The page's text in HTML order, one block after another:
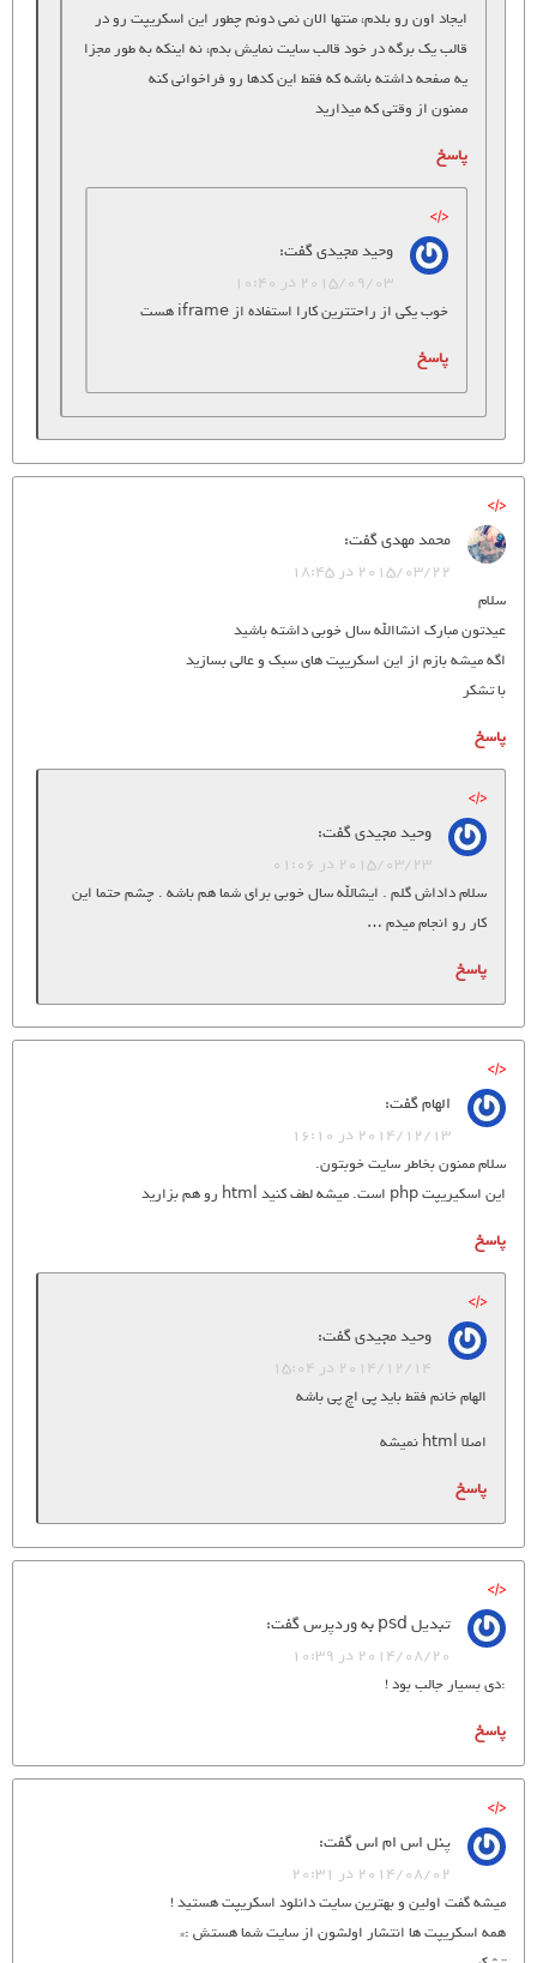
ایجاد اون رو بلدم، منتها الان نمی دونم چطور این اسکریپت رو در
قالب یک برگه در خود قالب سایت نمایش بدم، نه اینکه به طور مجزا
یه صفحه داشته باشه که فقط این کدها رو فراخوانی کنه
ممنون از وقتی که میذارید
پاسخ
وحید مجیدیگفت:
2015/09/03 در 10:40
خوب یکی از راحتترین کارا استفاده از iframe هست
پاسخ
محمد مهدیگفت:
2015/03/22 در 18:45
سلام
عیدتون مبارک انشاالله سال خوبی داشته باشید
اگه میشه بازم از این اسکریپت های سبک و عالی بسازید
با تشکر
پاسخ
وحید مجیدیگفت:
2015/03/23 در 01:06
سلام داداش گلم . ایشالله سال خوبی برای شما هم باشه . چشم حتما این
کار رو انجام میدم …
پاسخ
الهامگفت:
2014/12/13 در 16:10
سلام ممنون بخاطر سایت خوبتون.
این اسکیریپت php است. میشه لطف کنید html رو هم بزارید
پاسخ
وحید مجیدیگفت:
2014/12/14 در 15:04
الهام خانم فقط باید پی اچ پی باشه
اصلا html نمیشه
پاسخ
تبدیل psd به وردپرس
گفت:
2014/08/20 در 10:39
:دی بسیار جالب بود !
پاسخ
پنل اس ام اسگفت:
2014/08/02 در 20:31
میشه گفت اولین و بهترین سایت دانلود اسکریپت هستید !
همه اسکریپت ها انتشار اولشون از سایت شما هستش :*